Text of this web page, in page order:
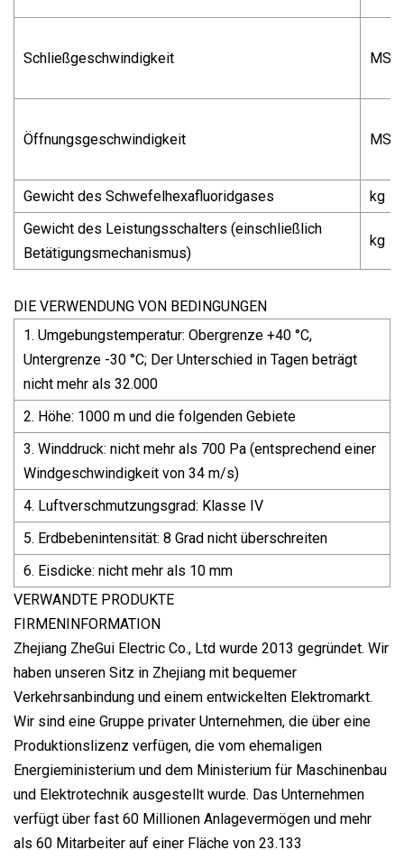
Schließgeschwindigkeit MS
Öffnungsgeschwindigkeit MS
Gewicht des Schwefelhexafluoridgases
kg
Gewicht des Leistungsschalters (einschließlich
Betätigungsmechanismus)
kg
DIE VERWENDUNG VON BEDINGUNGEN
1. Umgebungstemperatur: Obergrenze +40 °C,
Untergrenze -30 °C; Der Unterschied in Tagen beträgt
nicht mehr als 32.000
2. Höhe: 1000 m und die folgenden Gebiete
3. Winddruck: nicht mehr als 700 Pa (entsprechend einer
Windgeschwindigkeit von 34 m/s)
4. Luftverschmutzungsgrad: Klasse IV
5. Erdbebenintensität: 8 Grad nicht überschreiten
6. Eisdicke: nicht mehr als 10 mm
VERWANDTE PRODUKTE
FIRMENINFORMATION
Zhejiang ZheGui Electric Co., Ltd wurde 2013 gegründet. Wir
haben unseren Sitz in Zhejiang mit bequemer
Verkehrsanbindung und einem entwickelten Elektromarkt.
Wir sind eine Gruppe privater Unternehmen, die über eine
Produktionslizenz verfügen, die vom ehemaligen
Energieministerium und dem Ministerium für Maschinenbau
und Elektrotechnik ausgestellt wurde. Das Unternehmen
verfügt über fast 60 Millionen Anlagevermögen und mehr
als 60 Mitarbeiter auf einer Fläche von 23.133